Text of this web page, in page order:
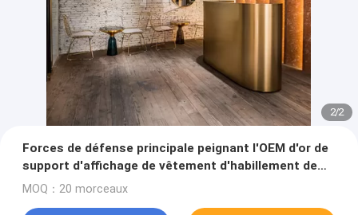
2/2
Forces de défense principale peignant l'OEM d'or de
support d'affichage de vêtement d'habillement de
meubles au détail de magasin
MOQ：20 morceaux